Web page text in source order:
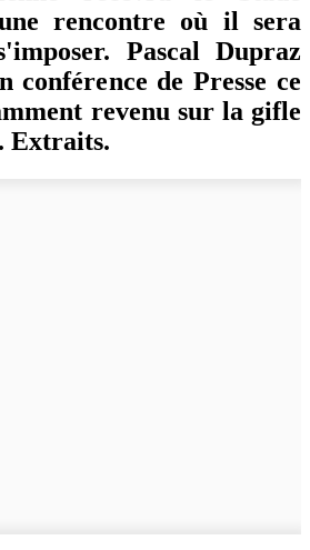
rencontre où il sera
Pascal Dupraz
conférence de Presse ce
revenu sur la gifle
Extraits.